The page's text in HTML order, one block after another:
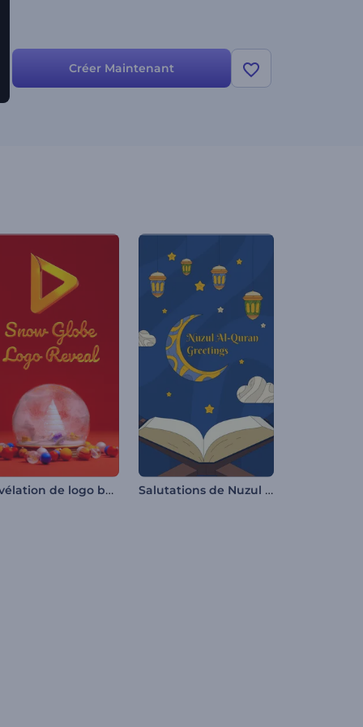
Créer Maintenant
Révélation de logo boule à neige Salutations de Nuzul Al-Quran